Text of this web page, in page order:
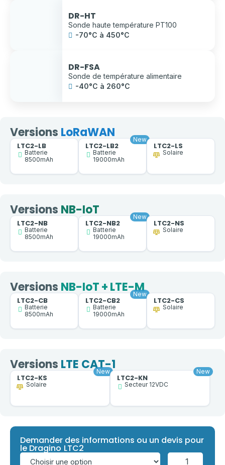
DR-HT
Sonde haute température PT100
-70°C à 450°C
DR-FSA
Sonde de température alimentaire
-40°C à 260°C
Versions LoRaWAN
LTC2-LB
Batterie
8500mAh
LTC2-LB2
Batterie
19000mAh
LTC2-LS
Solaire
Versions NB-IoT
LTC2-NB
Batterie
8500mAh
LTC2-NB2
Batterie
19000mAh
LTC2-NS
Solaire
Versions NB-IoT + LTE-M
LTC2-CB
Batterie
8500mAh
LTC2-CB2
Batterie
19000mAh
LTC2-CS
Solaire
Versions LTE CAT-1
LTC2-KS
Solaire
LTC2-KN
Secteur 12VDC
Demander des informations ou un devis pour
le Dragino LTC2